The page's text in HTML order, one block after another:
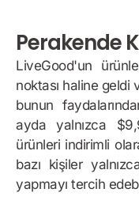
Perakende
LiveGood'un
noktası haline geldi
bunun
ayda yalnızca
ürünleri indirimli
bazı kişiler
yapmayı tercih